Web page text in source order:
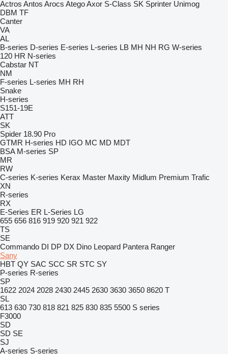
Actros Antos Arocs AtegoAxor S-Class SK Sprinter Unimog
DBM TF
Canter
VA
AL
B-series D-series E-series L-series LB MH NH RG W-series
120 HR N-series
Cabstar NT
NM
F-series L-series MH RH
Snake
H-series
S151-19E
ATT
SK
Spider 18.90 Pro
GTMR H-series HD IGO MC MD MDT
BSA M-series SP
MR
RW
C-series K-series Kerax Master Maxity Midlum Premium Trafic
XN
R-series
RX
E-Series ER L-Series LG
655 656 816 919 920 921 922
TS
SE
Commando DI DP DX Dino Leopard Pantera Ranger
Sany
HBT QY SAC SCC SR STC SY
P-series R-series
SP
1622 2024 2028 2430 2445 2630 3630 3650 8620 T
SL
613 630 730 818 821 825 830 835 5500 S series
F3000
SD
SD SE
SJ
A-series S-series